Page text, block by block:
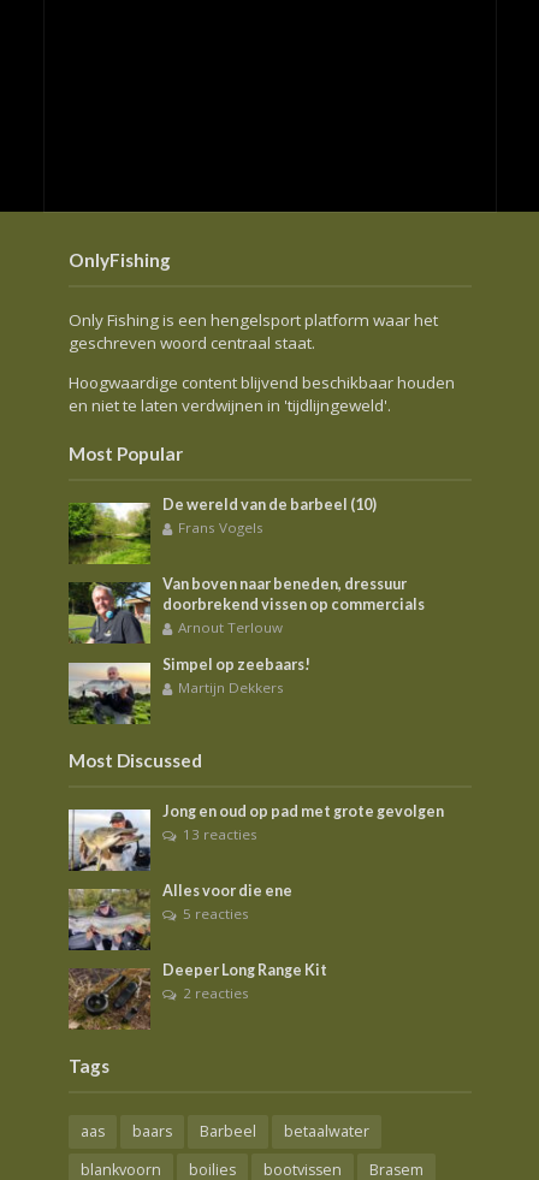
OnlyFishing
Only Fishing is een hengelsport platform waar het
geschreven woord centraal staat.
Hoogwaardige content blijvend beschikbaar houden
en niet te laten verdwijnen in 'tijdlijngeweld'.
Most Popular
De wereld van de barbeel (10)
Frans Vogels
Van boven naar beneden, dressuur
doorbrekend vissen op commercials
Arnout Terlouw
Simpel op zeebaars!
Martijn Dekkers
Most Discussed
Jong en oud op pad met grote gevolgen
13 reacties
Alles voor die ene
5 reacties
Deeper Long Range Kit
2 reacties
Tags
aas baars Barbeel
betaalwater
blankvoorn
boilies bootvissen
Brasem